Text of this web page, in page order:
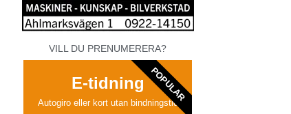
VILL DU PRENUMERERA?
E-tidning
Autogiro eller kort utan bindningstid
POPULAR